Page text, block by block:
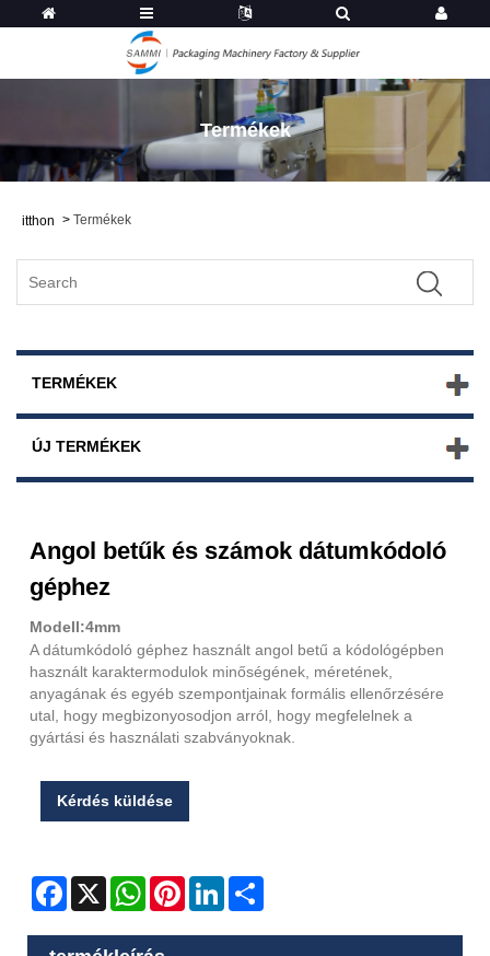
Termékek
itthon > Termékek
TERMÉKEK
ÚJ TERMÉKEK
Angol betűk és számok dátumkódoló
géphez
Modell:4mm
A dátumkódoló géphez használt angol betű a kódológépben
használt karaktermodulok minőségének, méretének,
anyagának és egyéb szempontjainak formális ellenőrzésére
utal, hogy megbizonyosodjon arról, hogy megfelelnek a
gyártási és használati szabványoknak.
Kérdés küldése
Facebook
X WhatsAppPinterestLinkedIn